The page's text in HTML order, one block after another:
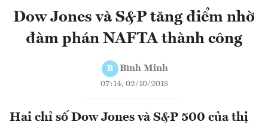
Dow Jones và S&P tăng điểm nhờ
đàm phán NAFTA thành công
B Bình Minh
07:14, 02/10/2018
Hai chỉ số Dow Jones và S&P 500 của thị